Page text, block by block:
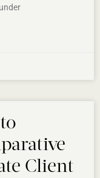
Client